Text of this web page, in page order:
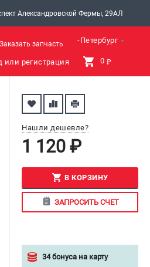
Александровской Фермы, 29АЛ
Санкт-Петербург
Заказать запчасть
или регистрация 0 ₽
Нашли дешевле?
1 120 ₽
В КОРЗИНУ
ЗАПРОСИТЬ СЧЕТ
34 бонуса на карту